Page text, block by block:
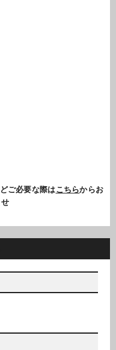
ご必要な際はこちらからお